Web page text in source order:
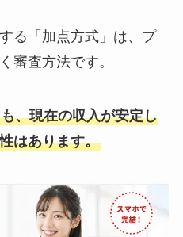
る「加点方式」は、プ
審査方法です。
、現在の収入が安定し
はあります。